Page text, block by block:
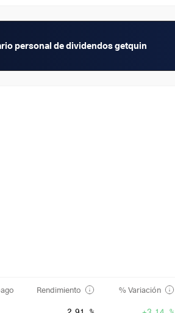
personal de dividendos getquin
Rendimiento % Variación